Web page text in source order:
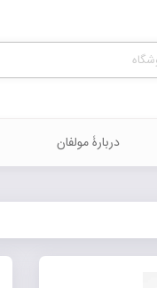
دربارۀ مولفان